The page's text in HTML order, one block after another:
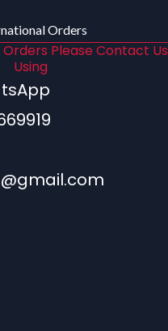
Orders
Please Contact Us
Using